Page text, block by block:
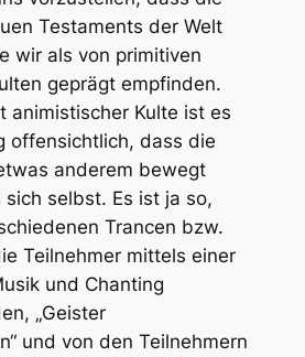
Testaments der Welt
wir als von primitiven
geprägt empfinden.
animistischer Kulte ist es
offensichtlich, dass die
anderem bewegt
selbst. Es ist ja so,
Trancen bzw.
Teilnehmer mittels einer
und Chanting
„Geister
und von den Teilnehmern